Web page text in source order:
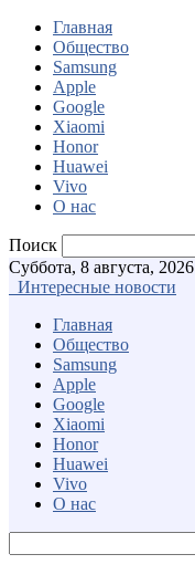
Главная
Общество
Samsung
Apple
Google
Xiaomi
Honor
Huawei
Vivo
О нас
Поиск
Суббота, 8 августа, 2026
Интересные новости
Главная
Общество
Samsung
Apple
Google
Xiaomi
Honor
Huawei
Vivo
О нас